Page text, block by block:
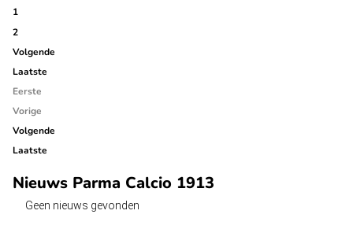
1
2
Volgende
Laatste
Eerste
Vorige
Volgende
Laatste
Nieuws Parma Calcio 1913
Geen nieuws gevonden